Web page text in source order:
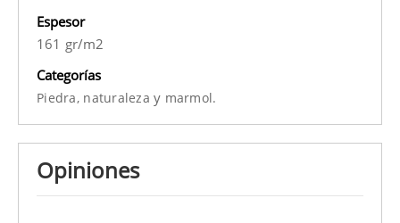
Espesor
161 gr/m2
Categorías
Piedra, naturalezay marmol.
Opiniones